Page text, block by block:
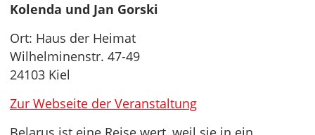
Kolenda und Jan Gorski
Ort: Haus der Heimat
Wilhelminenstr. 47-49
24103 Kiel
Zur Webseite der Veranstaltung